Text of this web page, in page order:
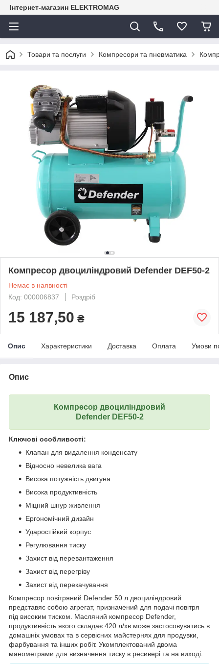
Інтернет-магазин ELEKTROMAG
Товари та послуги Компресори та пневматика
Компресор двоциліндровий Defender DEF50-2
Немає в наявності
Код: 000006837
Роздріб
15 187,50 ₴
Опис Характеристики Доставка Оплата Умови
Опис
Компресор двоциліндровий
Defender DEF50-2
Ключові особливості:
Клапан для видалення конденсату
Відносно невелика вага
Висока потужність двигуна
Висока продуктивність
Міцний шнур живлення
Ергономічний дизайн
Ударостійкий корпус
Регулювання тиску
Захист від перевантаження
Захист від перегріву
Захист від перекачування
Компресор повітряний Defender 50 л двоциліндровий
представяє собою агрегат, призначений для подачі повітря
під високим тиском. Масляний компресор Defender,
продуктивність якого складає 420 л/хв може застосовуватись в
домашніх умовах та в сервісних майстернях для продувки,
фарбування та інших робіт. Укомплектований двома
манометрами для визначення тиску в ресивері та на виході.